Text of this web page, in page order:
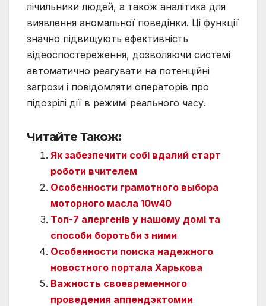
лічильники людей, а також аналітика для
виявлення аномальної поведінки. Ці функції
значно підвищують ефективність
відеоспостереження, дозволяючи системі
автоматично реагувати на потенційні
загрози і повідомляти операторів про
підозрілі дії в режимі реального часу.
Читайте Також:
Як забезпечити собі вдалий старт
роботи вчителем
Особенности грамотного выбора
моторного масла 10w40
Топ-7 алергенів у нашому домі та
способи боротьби з ними
Особенности поиска надежного
новостного портала Харькова
Важность своевременного
проведения аппендэктомии